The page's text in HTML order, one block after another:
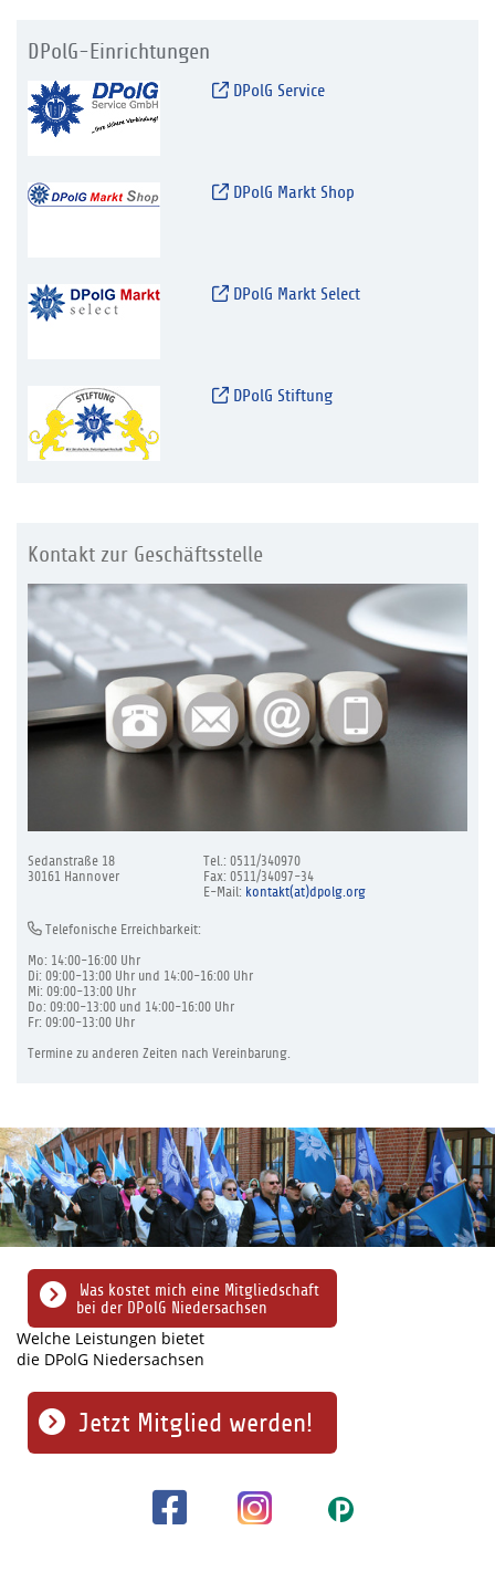
DPolG-Einrichtungen
DPolG Service
DPolG Markt Shop
DPolG Markt Select
DPolG Stiftung
Kontakt zur Geschäftsstelle
Sedanstraße 18
30161 Hannover
Tel.: 0511/340970
Fax: 0511/34097-34
E-Mail: kontakt(at)dpolg.org
Telefonische Erreichbarkeit:
Mo: 14:00-16:00 Uhr
Di: 09:00-13:00 Uhr und 14:00-16:00 Uhr
Mi: 09:00-13:00 Uhr
Do: 09:00-13:00 und 14:00-16:00 Uhr
Fr: 09:00-13:00 Uhr
Termine zu anderen Zeiten nach Vereinbarung.
Was kostet mich eine Mitgliedschaft
bei der DPolG Niedersachsen
Welche Leistungen bietet
die DPolG Niedersachsen
Jetzt Mitglied werden!